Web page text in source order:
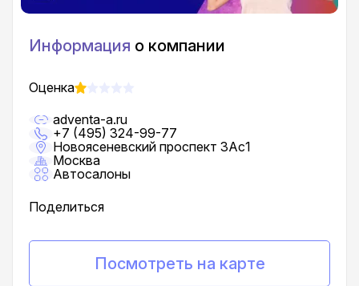
Информация о компании
Оценка
adventa-a.ru
+7 (495) 324-99-77
Новоясеневский проспект 3Ас1
Москва
Автосалоны
Поделиться
Посмотреть на карте